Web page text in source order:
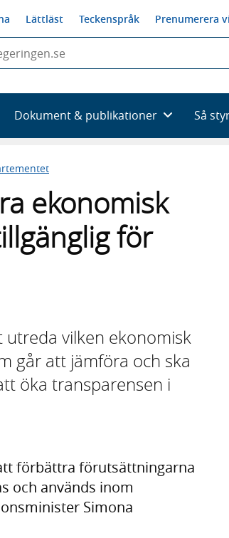
Lättläst Teckenspråk Prenumerera
Dokument & publikationer Så
ekonomisk
för
utreda vilken ekonomisk
går att jämföra och ska
öka transparensen i
förbättra förutsättningarna
och används inom
Simona